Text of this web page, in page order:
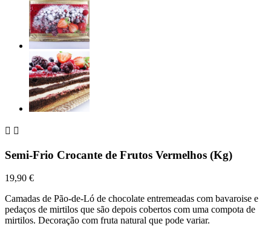
 
Semi-Frio Crocante de Frutos Vermelhos (Kg)
19,90 €
Camadas de Pão-de-Ló de chocolate entremeadas com bavaroise e
pedaços de mirtilos que são depois cobertos com uma compota de
mirtilos. Decoração com fruta natural que pode variar.